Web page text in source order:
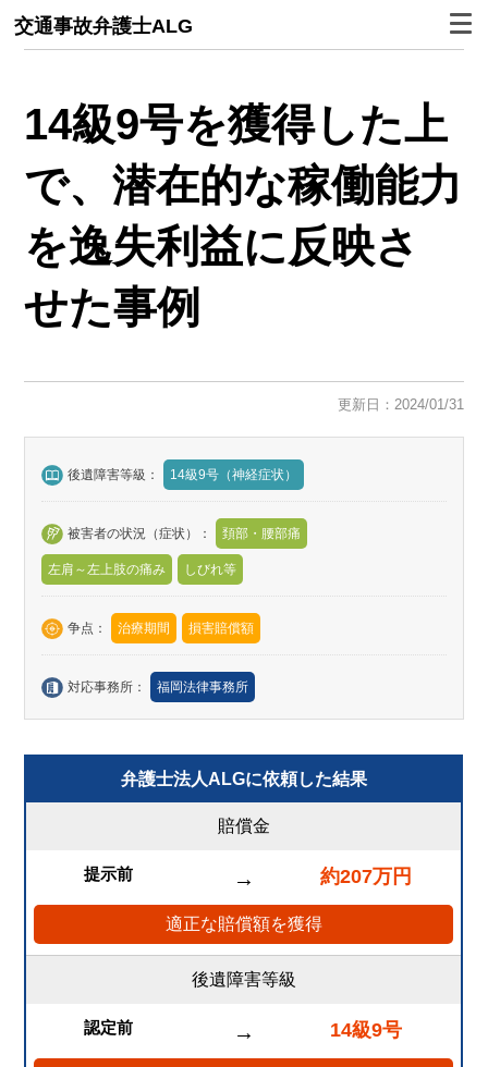
交通事故弁護士ALG
14級9号を獲得した上
で、潜在的な稼働能力
を逸失利益に反映さ
せた事例
更新日：2024/01/31
後遺障害等級： 14級9号（神経症状）
被害者の状況（症状）： 頚部・腰部痛
左肩～左上肢の痛み しびれ等
争点： 治療期間 損害賠償額
対応事務所： 福岡法律事務所
弁護士法人ALGに依頼した結果
賠償金
提示前 → 約207万円
適正な賠償額を獲得
後遺障害等級
認定前 → 14級9号